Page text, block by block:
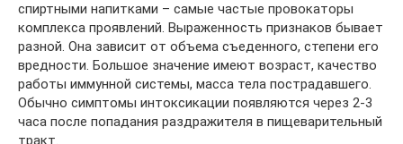
спиртными напитками – самые частые провокаторы
комплекса проявлений. Выраженность признаков бывает
разной. Она зависит от объема съеденного, степени его
вредности. Большое значение имеют возраст, качество
работы иммунной системы, масса тела пострадавшего.
Обычно симптомы интоксикации появляются через 2-3
часа после попадания раздражителя в пищеварительный
тракт.